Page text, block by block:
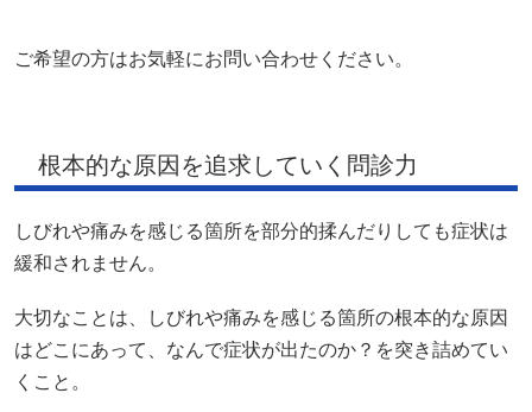
ご希望の方はお気軽にお問い合わせください。
根本的な原因を追求していく問診力
しびれや痛みを感じる箇所を部分的揉んだりしても症状は
緩和されません。
大切なことは、しびれや痛みを感じる箇所の根本的な原因
はどこにあって、なんで症状が出たのか？を突き詰めてい
くこと。